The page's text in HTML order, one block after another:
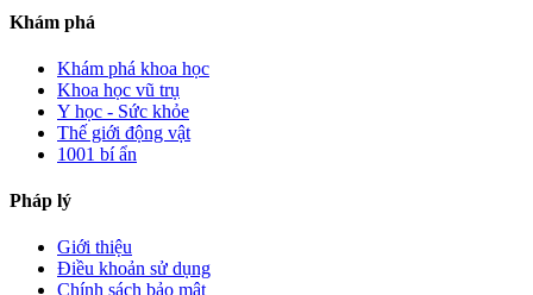
Khám phá
Khám phá khoa học
Khoa học vũ trụ
Y học - Sức khỏe
Thế giới động vật
1001 bí ẩn
Pháp lý
Giới thiệu
Điều khoản sử dụng
Chính sách bảo mật